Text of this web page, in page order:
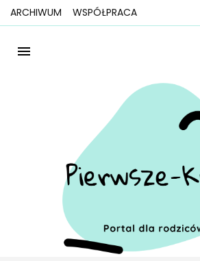
ARCHIWUM WSPÓŁPRACA